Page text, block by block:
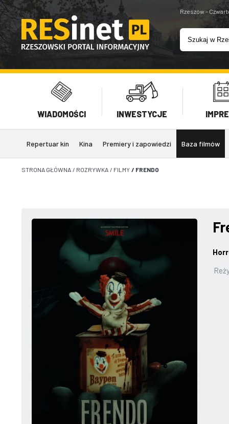
Rzeszów -
WIADOMOŚCI INWESTYCJE
Repertuar kin Kina Premiery i zapowiedzi Baza filmów
STRONA GŁÓWNA / ROZRYWKA / FILMY / FRENDO